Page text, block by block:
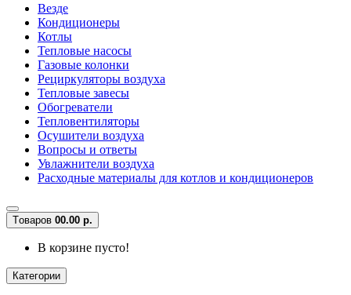
Везде
Кондиционеры
Котлы
Тепловые насосы
Газовые колонки
Рециркуляторы воздуха
Тепловые завесы
Обогреватели
Тепловентиляторы
Осушители воздуха
Вопросы и ответы
Увлажнители воздуха
Расходные материалы для котлов и кондиционеров
Tоваров 00.00 р.
В корзине пусто!
Категории